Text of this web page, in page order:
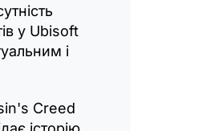
у Ubisoft
і
Creed